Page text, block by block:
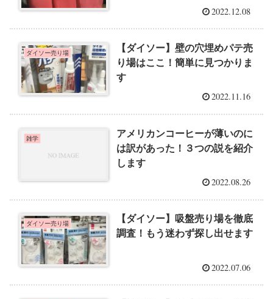
2022.12.08
ダイソー売り場
【ダイソー】壁の穴埋めパテ売
り場はここ！簡単に見つかりま
す
2022.11.16
雑学
アメリカンコーヒーが薄いのに
は訳があった！３つの説を紹介
します
2022.08.26
ダイソー売り場
【ダイソー】吸盤売り場を徹底
調査！もう迷わず探し出せます
2022.07.06